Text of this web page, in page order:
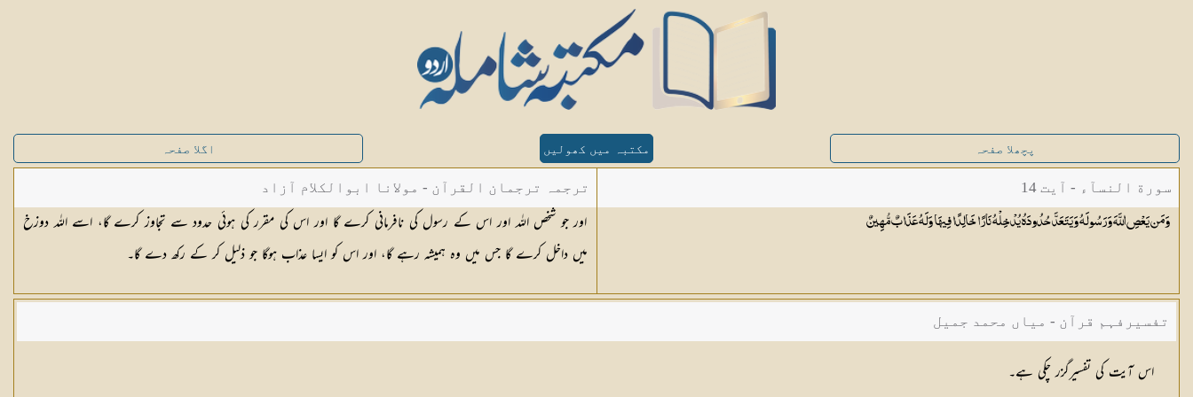
پچھلا صفحہ مکتبہ میں کھولیں اگلا صفحہ
سورة النسآء - آیت 14
وَمَن يَعْصِ اللَّهَ وَرَسُولَهُ وَيَتَعَدَّ حُدُودَهُ يُدْخِلْهُ نَارًا خَالِدًا فِيهَا وَلَهُ عَذَابٌمُّهِينٌ
ترجمہ ترجمان القرآن - مولانا ابوالکلام آزاد
اور جو شخص اللہ اور اس کے رسول کی نافرمانی کرے گا اور اس کی مقرر کی ہوئی حدود سے تجاوز کرے گا، اسے اللہ دوزخ
میں داخل کرے گا جس میں وہ ہمیشہ رہے گا، اور اس کو ایسا عذاب ہوگا جو ذلیل کر کے رکھ دے گا۔
تفسیرفہم قرآن - میاں محمد جمیل
اس آیت کی تفسیرگزر چکی ہے۔